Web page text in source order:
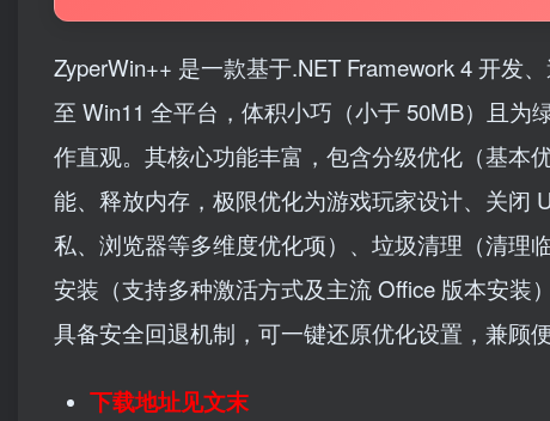
ZyperWin++ 是一款基于.NET Framework 4 开发
至 Win11 全平台，体积小巧（小于 50MB）且为
作直观。其核心功能丰富，包含分级优化（基本
能、释放内存，极限优化为游戏玩家设计、关闭
私、浏览器等多维度优化项）、垃圾清理（清理
安装（支持多种激活方式及主流 Office 版本安装
具备安全回退机制，可一键还原优化设置，兼顾
下载地址见文末